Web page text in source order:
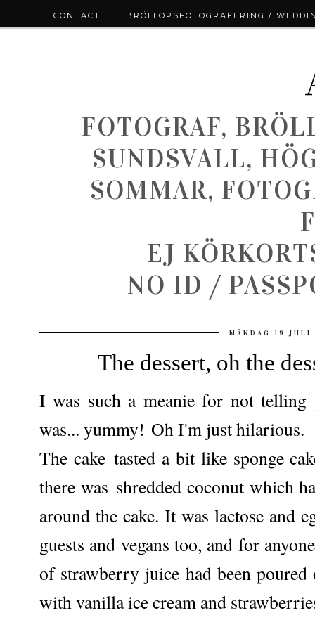
FOTOGRAF,
SUNDSVALL,
SOMMAR,
EJ
NO ID /
MÅNDAG 19
The dessert, oh the
I was such a meanie for not
was... yummy! Oh I'm just hilarious.
The cake tasted a bit like sponge
there was shredded coconut which
around the cake. It was lactose and
guests and vegans too, and for
of strawberry juice had been poured
with vanilla ice cream and
CONTACT BRÖLLOPSFOTOGRAFERING /